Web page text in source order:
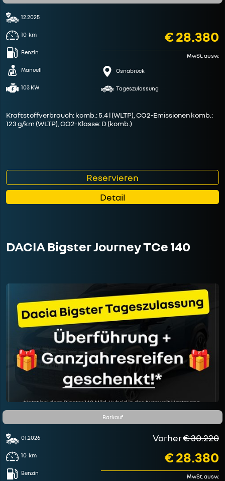
12.2025
10 km
Benzin
Manuell
103 KW
€ 28.380
MwSt. ausw.
Osnabrück
Tageszulassung
Kraftstoffverbrauch: komb.: 5.4 l (WLTP), CO2-Emissionen komb.:
123 g/km (WLTP), CO2-Klasse: D (komb.)
Reservieren
Detail
DACIA Bigster Journey TCe 140
Barkauf
01.2026
10 km
Benzin
Vorher€ 30.220
€ 28.380
MwSt. ausw.